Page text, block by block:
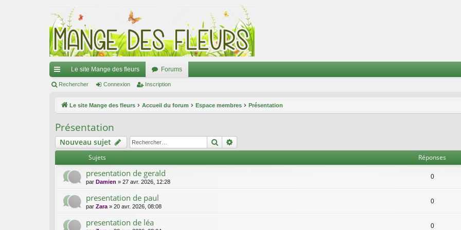
ac
ci
s
Le site Mange des fleurs Forums
Rechercher Connexion Inscription
Le site Mange des fleurs Accueil du forum Espace membres Présentation
Présentation
Nouveau sujet Rechercher
Sujets Réponses
presentation de gerald
par Damien » 27 avr. 2026, 12:28
0
presentation de paul
par Zara » 20 avr. 2026, 08:08
0
presentation de léa 0